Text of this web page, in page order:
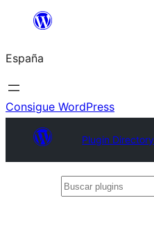
Saltar
contenido
España
Consigue WordPress
Plugin Directory
Buscar